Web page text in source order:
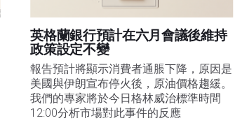
英格蘭銀行預計在六月會議後維持
政策設定不變
報告預計將顯示消費者通脹下降，原因是
美國與伊朗宣布停火後，原油價格趨緩。
我們的專家將於今日格林威治標準時間
12:00分析市場對此事件的反應